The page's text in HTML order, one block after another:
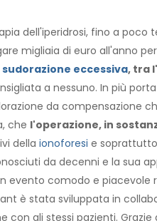
dell'iperidrosi, fino a
migliaia di euro all'anno
sudorazione eccessiva, tra
a nessuno. In più
da compensazione
che l'operazione, in
della ionoforesi e
da decenni e la sua
evento comodo e piacevole
è stata sviluppata in
con gli stessi pazienti. Grazie